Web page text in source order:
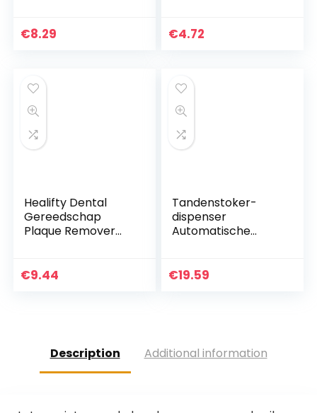
Interdentale
€8.29
Zijdeachtige
€4.72
Healifty Dental
Gereedschap
Plaque Remover
Scaler Tong
€9.44
Tandenstoker-
dispenser
Automatische
ouder Draagbare
€19.59
Description Additional information